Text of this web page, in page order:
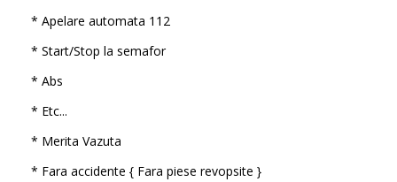
* Apelare automata 112
* Start/Stop la semafor
* Abs
* Etc...
* Merita Vazuta
* Fara accidente { Fara piese revopsite }